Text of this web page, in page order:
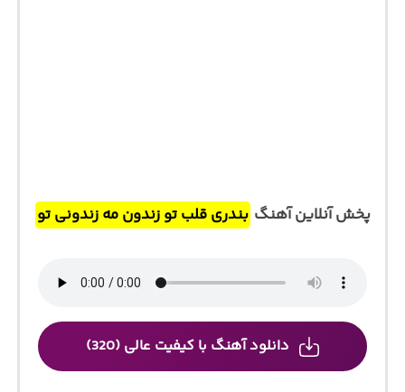
پخش آنلاین آهنگ بندری قلب تو زندون مه زندونی تو
دانلود آهنگ با کیفیت عالی (320)